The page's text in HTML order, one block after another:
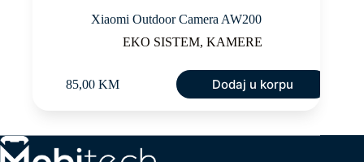
Xiaomi Outdoor Camera AW200
EKO SISTEM,KAMERE
85,00 KM Dodaj u korpu